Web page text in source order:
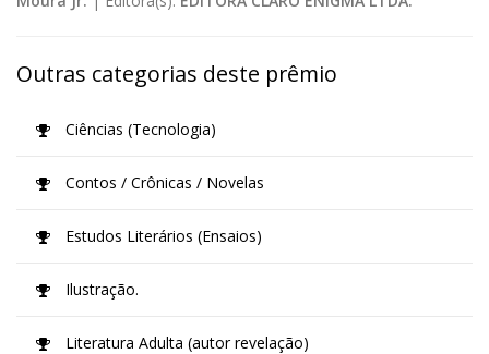
Outras categorias deste prêmio
Ciências (Tecnologia)
Contos / Crônicas / Novelas
Estudos Literários (Ensaios)
Ilustração.
Literatura Adulta (autor revelação)